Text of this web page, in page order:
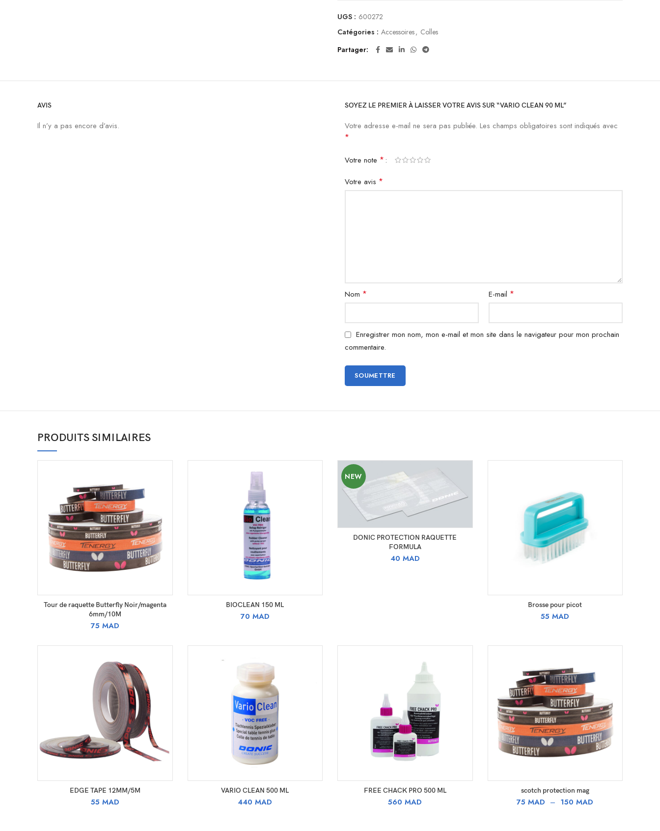
UGS : 600272
Catégories : Accessoires, Colles
Partager
AVIS
Il n’y a pas encore d’avis.
SOYEZ LE PREMIER À LAISSER VOTRE AVIS SUR “VARIO CLEAN 90 ML”
Votre adresse e-mail ne sera pas publiée. Les champs obligatoires sont indiqués avec
*
Votre note *
Votre avis *
Nom * E-mail *
Enregistrer mon nom, mon e-mail et mon site dans le navigateur pour mon prochain
commentaire.
PRODUITS SIMILAIRES
AJOUTER AU PANIER
Tour de raquette Butterfly Noir/magenta
6mm/10M
75 MAD
AJOUTER AU PANIER
BIOCLEAN 150 ML
70 MAD
NEW
AJOUTER AU PANIER
DONIC PROTECTION RAQUETTE
FORMULA
40 MAD
AJOUTER AU PANIER
Brosse pour picot
55MAD
AJOUTER AU PANIER
EDGE TAPE 12MM/5M
55 MAD
AJOUTER AU PANIER
VARIO CLEAN 500 ML
440MAD
AJOUTER AU PANIER
FREE CHACK PRO 500 ML
560MAD
CHOIX DES OPTIONS
scotch protection mag
75MAD – 150MAD